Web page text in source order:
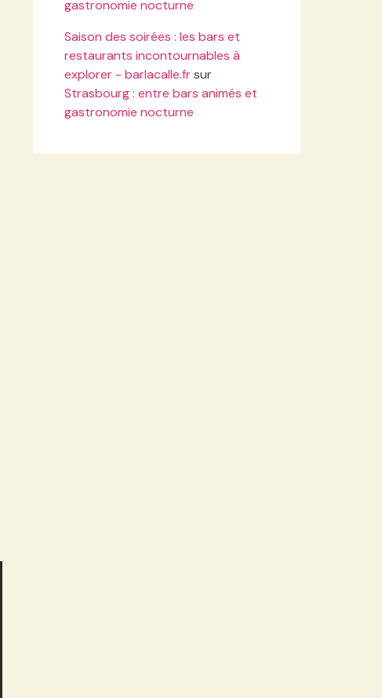
gastronomie nocturne
Saison des soirées : les bars et
restaurants incontournables à
explorer - barlacalle.frsur
Strasbourg : entre bars animés et
gastronomie nocturne